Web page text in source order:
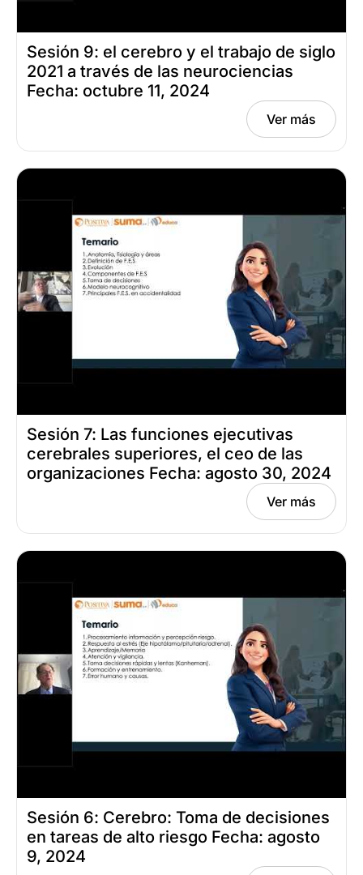
Sesión 9: el cerebro y el trabajo de siglo
2021 a través de las neurociencias
Fecha: octubre 11, 2024
Ver más
Sesión 7: Las funciones ejecutivas
cerebrales superiores, el ceo de las
organizaciones Fecha: agosto 30, 2024
Ver más
Sesión 6: Cerebro: Toma de decisiones
en tareas de alto riesgo Fecha: agosto
9, 2024